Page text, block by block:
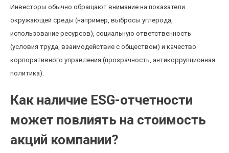
Инвесторы обычно обращают внимание на показатели
окружающей среды (например, выбросы углерода,
использование ресурсов), социальную ответственность
(условия труда, взаимодействие с обществом) и качество
корпоративного управления (прозрачность, антикоррупционная
политика).
Как наличие ESG-отчетности
может повлиять на стоимость
акций компании?